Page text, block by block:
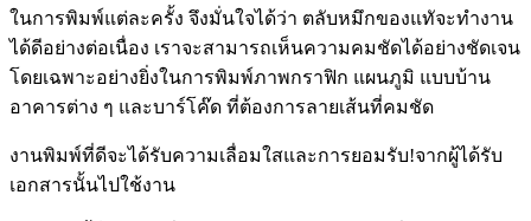
ในการพิมพ์แต่ละครั้ง จึงมั่นใจได้ว่า ตลับหมึกของแทัจะทำงาน
ได้ดีอย่างต่อเนื่อง เราจะสามารถเห็นความคมชัดได้อย่างชัดเจน
โดยเฉพาะอย่างยิ่งในการพิมพ์ภาพกราฟิก แผนภูมิ แบบบ้าน
อาคารต่าง ๆ และบาร์โค๊ด ที่ต้องการลายเส้นที่คมชัด
งานพิมพ์ที่ดีจะได้รับความเลื่อมใสและการยอมรับ!จากผู้ได้รับ
เอกสารนั้นไปใช้งาน